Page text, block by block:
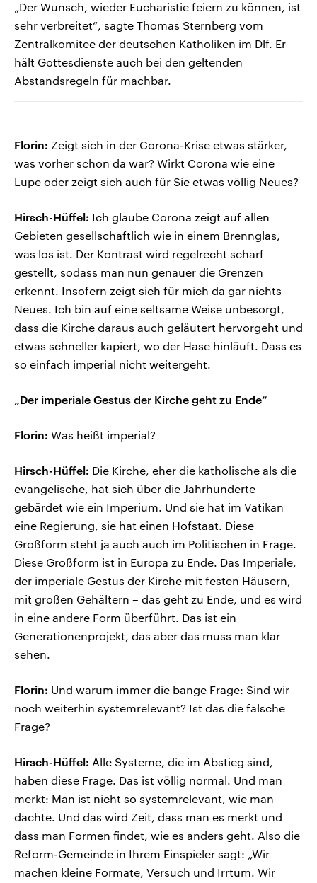
„Der Wunsch, wieder Eucharistie feiern zu können, ist
sehr verbreitet“, sagte Thomas Sternberg vom
Zentralkomitee der deutschen Katholiken im Dlf. Er
hält Gottesdienste auch bei den geltenden
Abstandsregeln für machbar.
Florin: Zeigt sich in der Corona-Krise etwas stärker,
was vorher schon da war? Wirkt Corona wie eine
Lupe oder zeigt sich auch für Sie etwas völlig Neues?
Hirsch-Hüffel: Ich glaube Corona zeigt auf allen
Gebieten gesellschaftlich wie in einem Brennglas,
was los ist. Der Kontrast wird regelrecht scharf
gestellt, sodass man nun genauer die Grenzen
erkennt. Insofern zeigt sich für mich da gar nichts
Neues. Ich bin auf eine seltsame Weise unbesorgt,
dass die Kirche daraus auch geläutert hervorgeht und
etwas schneller kapiert, wo der Hase hinläuft. Dass es
so einfach imperial nicht weitergeht.
„Der imperiale Gestus der Kirche geht zu Ende“
Florin: Was heißt imperial?
Hirsch-Hüffel: Die Kirche, eher die katholische als die
evangelische, hat sich über die Jahrhunderte
gebärdet wie ein Imperium. Und sie hat im Vatikan
eine Regierung, sie hat einen Hofstaat. Diese
Großform steht ja auch auch im Politischen in Frage.
Diese Großform ist in Europa zu Ende. Das Imperiale,
der imperiale Gestus der Kirche mit festen Häusern,
mit großen Gehältern – das geht zu Ende, und es wird
in eine andere Form überführt. Das ist ein
Generationenprojekt, das aber das muss man klar
sehen.
Florin: Und warum immer die bange Frage: Sind wir
noch weiterhin systemrelevant? Ist das die falsche
Frage?
Hirsch-Hüffel: Alle Systeme, die im Abstieg sind,
haben diese Frage. Das ist völlig normal. Und man
merkt: Man ist nicht so systemrelevant, wie man
dachte. Und das wird Zeit, dass man es merkt und
dass man Formen findet, wie es anders geht. Also die
Reform-Gemeinde in Ihrem Einspieler sagt: „Wir
machen kleine Formate, Versuch und Irrtum. Wir